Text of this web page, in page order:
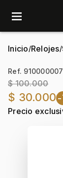
menu
Inicio/Relojes/
Ref.
$ 100.000
$ 30.000
Precio